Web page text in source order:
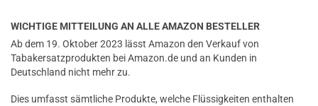
WICHTIGE MITTEILUNG AN ALLE AMAZON BESTELLER
Ab dem 19. Oktober 2023 lässt Amazon den Verkauf von
Tabakersatzprodukten bei Amazon.de und an Kunden in
Deutschland nicht mehr zu.
Dies umfasst sämtliche Produkte, welche Flüssigkeiten enthalten